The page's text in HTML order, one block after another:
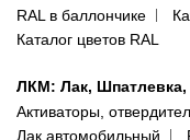
RAL в баллончике
Каталог цветов RAL
ЛКМ: Лак, Шпатлевка,
Активаторы,
Лак автомобильный